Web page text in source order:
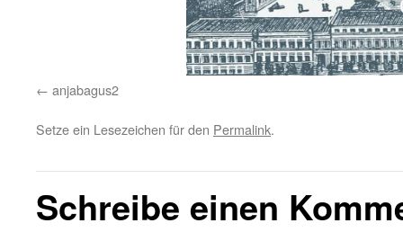
anjabagus2
Setze ein Lesezeichen für den Permalink.
Schreibe einen